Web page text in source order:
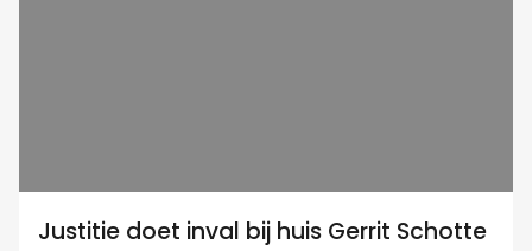
Justitie doet inval bij huis Gerrit Schotte